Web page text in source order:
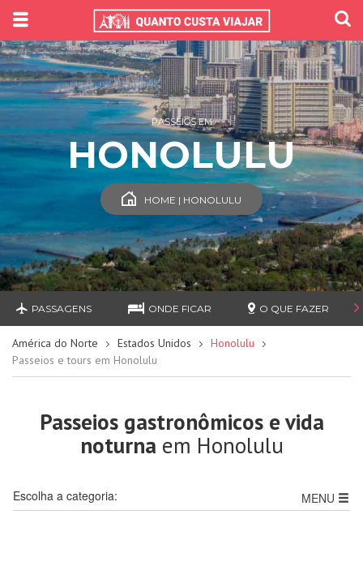
PASSEIOS EM
HONOLULU
HOME | HONOLULU
PASSAGENS ONDE FICAR O QUE FAZER
América do Norte Estados Unidos
Honolulu
Passeios e tours em Honolulu
Passeios gastronômicos e vida
noturna em Honolulu
MENU
Escolha a categoria: